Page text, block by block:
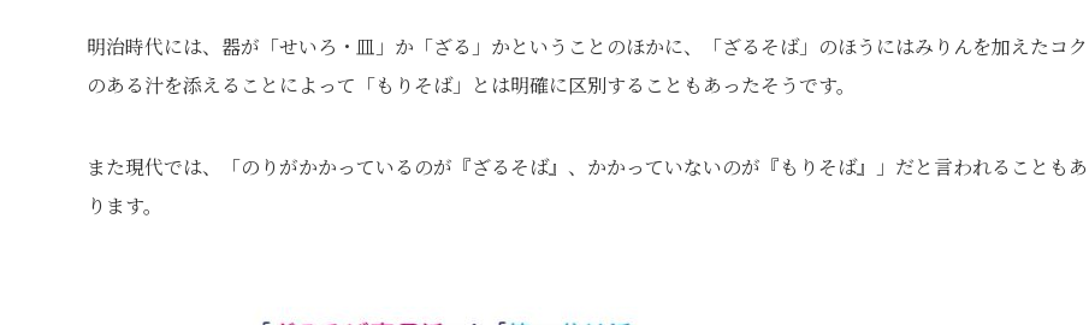
明治時代には、器が「せいろ・皿」か「ざる」かということのほかに、「ざるそば」のほうにはみりんを加えたコク
のある汁を添えることによって「もりそば」とは明確に区別することもあったそうです。
また現代では、「のりがかかっているのが『ざるそば』、かかっていないのが『もりそば』」だと言われることもあ
ります。